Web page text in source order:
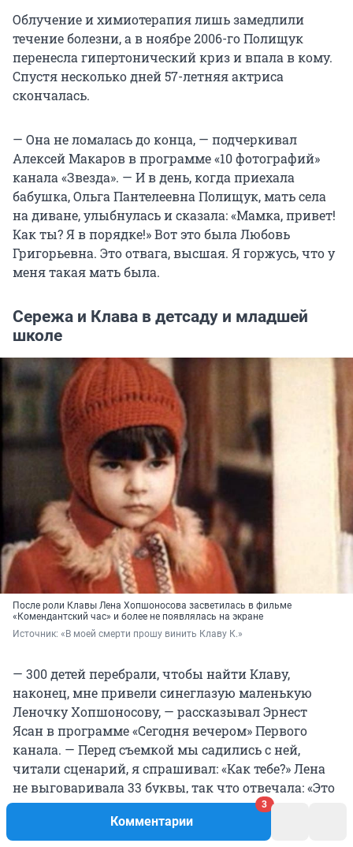
Комментарии
3
Облучение и химиотерапия лишь замедлили
течение болезни, а в ноябре 2006-го Полищук
перенесла гипертонический криз и впала в кому.
Спустя несколько дней 57-летняя актриса
скончалась.
— Она не ломалась до конца, — подчеркивал
Алексей Макаров в программе «10 фотографий»
канала «Звезда». — И в день, когда приехала
бабушка, Ольга Пантелеевна Полищук, мать села
на диване, улыбнулась и сказала: «Мамка, привет!
Как ты? Я в порядке!» Вот это была Любовь
Григорьевна. Это отвага, высшая. Я горжусь, что у
меня такая мать была.
Сережа и Клава в детсаду и младшей
школе
После роли Клавы Лена Хопшоносова засветилась в фильме
«Комендантский час» и более не появлялась на экране
Источник: «В моей смерти прошу винить Клаву К.»
— 300 детей перебрали, чтобы найти Клаву,
наконец, мне привели синеглазую маленькую
Леночку Хопшоносову, — рассказывал Эрнест
Ясан в программе «Сегодня вечером» Первого
канала. — Перед съемкой мы садились с ней,
читали сценарий, я спрашивал: «Как тебе?» Лена
не выговаривала 33 буквы, так что отвечала: «Это
фмефно».